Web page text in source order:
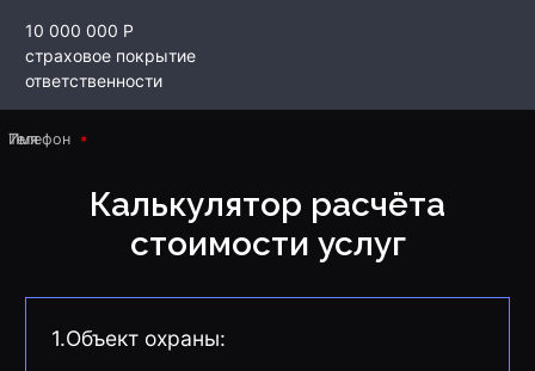
10 000 000 Р
страховое покрытие
ответственности
Калькулятор расчёта
стоимости услуг
1.Объект охраны:
Имя
Телефон